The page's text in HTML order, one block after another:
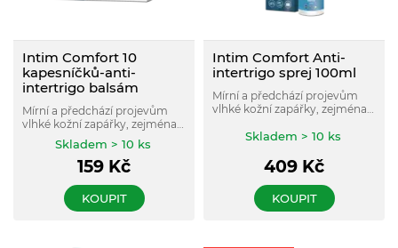
Intim Comfort 10
kapesníčků-anti-
intertrigo balsám
Mírní a předchází projevům
vlhké kožní zapářky, zejména v
oblasti vnitřní strany stehen a
genitálií, pod prsy či v
záhybech kůže.
Skladem > 10 ks
159 Kč
KOUPIT
Intim Comfort Anti-
intertrigo sprej 100ml
Mírní a předchází projevům
vlhké kožní zapářky, zejména v
genitálií, pod prsy či v
Skladem > 10 ks
409 Kč
KOUPIT